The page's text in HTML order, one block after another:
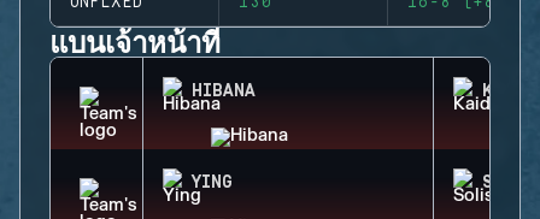
แบนเจ้าหน้าที่
HIBANA KAID
YING SOLIS